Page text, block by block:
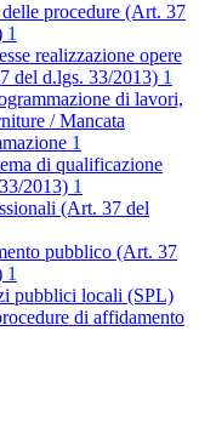
procedure (Art. 37
1
realizzazione opere
del d.lgs. 33/2013) 1
di lavori,
/ Mancata
1
di qualificazione
2013) 1
(Art. 37 del
pubblico (Art. 37
1
pubblici locali (SPL)
di affidamento